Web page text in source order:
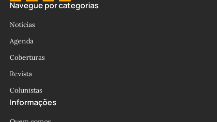
Navegue por categorias
Notícias
Agenda
Coberturas
Revista
Colunistas
Informações